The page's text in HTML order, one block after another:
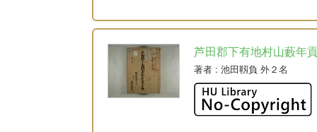
芦田郡下有地村山藪年
著者 : 池田靱負 外２名